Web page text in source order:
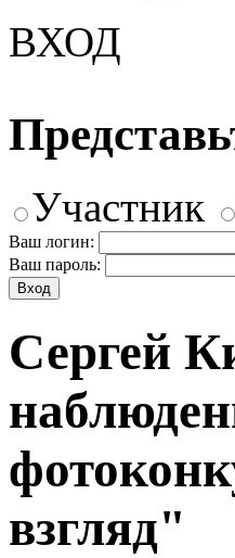
ВХОД
Участник
Ваш логин:
Ваш пароль:
Сергей
взгляд"